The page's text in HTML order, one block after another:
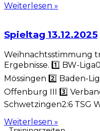
Weiterlesen »
Spieltag 13.12.2025
Weihnachtsstimmung
Ergebnisse. 1️⃣ BW-
Mössingen 2️⃣ Baden-
Offenburg III 3️⃣
Schwetzingen2:6 TSG
Weiterlesen »